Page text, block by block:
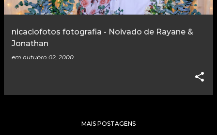
nicaciofotos fotografia - Noivado de Rayane &
Jonathan
em outubro 02, 2000
MAIS POSTAGENS